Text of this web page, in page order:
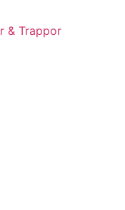
& Trappor